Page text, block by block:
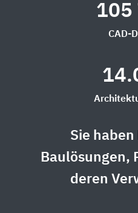
105
CAD-
Sie haben
Baulösungen,
deren